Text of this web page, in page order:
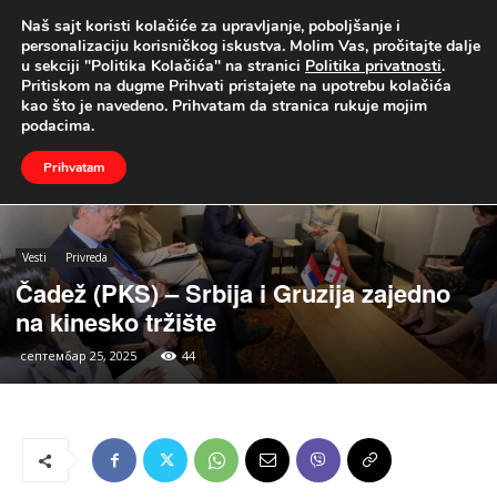
UŽIVO
Naslovna Vesti Privreda
Vesti Privreda
Čadež (PKS) – Srbija i Gruzija zajedno
na kinesko tržište
септембар 25, 2025 44
Naš sajt koristi kolačiće za upravljanje, poboljšanje i
personalizaciju korisničkog iskustva. Molim Vas, pročitajte dalje
u sekciji "Politika Kolačića" na stranici Politika privatnosti.
Pritiskom na dugme Prihvati pristajete na upotrebu kolačića
kao što je navedeno. Prihvatam da stranica rukuje mojim
podacima.
Prihvatam